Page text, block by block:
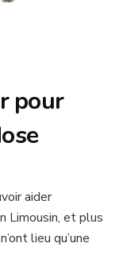
pour
aider
Limousin, et plus
lieu qu’une